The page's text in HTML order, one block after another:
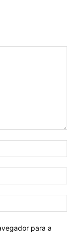
para a